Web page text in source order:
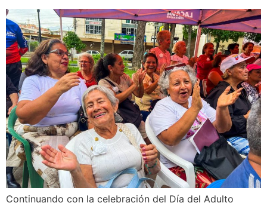
Continuando con la celebración del Día del Adulto